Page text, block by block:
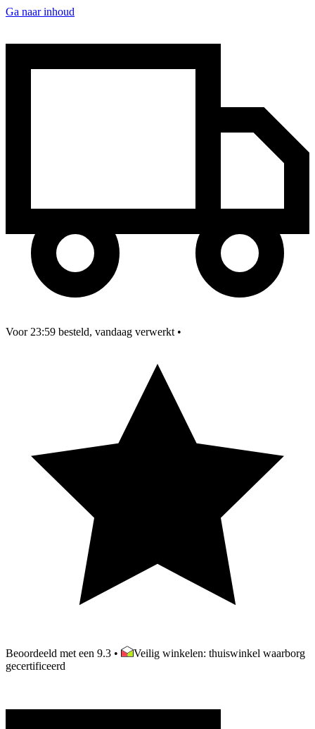
Ga naar inhoud
Voor 23:59 besteld, vandaag verwerkt •
Beoordeeld met een 9.3 •
Veilig winkelen: thuiswinkel waarborg
gecertificeerd